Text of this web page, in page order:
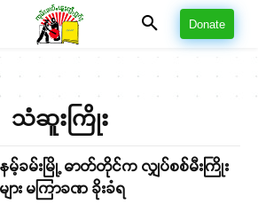
Donate
သံဆူးကြိုး
နမ့်ခမ်းမြို့ ဓာတ်တိုင်က လျှပ်စစ်မီးကြိုး
များ မကြာခဏ ခိုးခံရ